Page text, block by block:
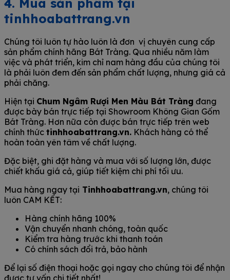
4. Mua sản phẩm tại
tinhhoabattrang.vn
Chúng tôi luôn tự hào luôn là đơn vị chuyên cung cấp
sản phẩm chính hãng Bát Tràng. Qua nhiều năm làm
việc và phát triển, kim chỉ nam hàng đầu của chúng tôi
là phải luôn đem đến sản phẩm chất lượng, nhưng giá cả
phải chăng.
Hiện tại Chum Ngâm Rượi Men Màu Bát Tràng đang
được bày bán trực tiếp tại Showroom Không Gian Gốm
Bát Tràng. Hơn nữa còn được bán trực tiếp trên web
chính thức tinhhoabattrang.vn. Khách hàng có thể
hoàn toàn yên tâm về chất lượng.
Đặc biệt, ghi đặt hàng và mua với số lượng lớn, được
chiết khấu giá cả, giúp tiết kiệm chi phí tối ưu.
Mua hàng ngay tại Tinhhoabattrang.vn, chúng tôi
luôn CAM KẾT:
Hàng chính hãng 100%
Vận chuyển nhanh chóng, toàn quốc
Kiểm tra hàng trước khi thanh toán
Có chính sách đổi trả, bảo hành
Để lại số điện thoại hoặc gọi ngay cho chúng tôi để nhận